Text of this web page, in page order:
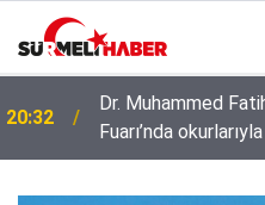
14:52
Diyanet İşleri
milyonları sevindirdi